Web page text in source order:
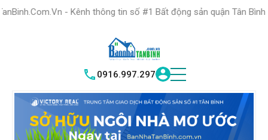
- Kênh thông tin số #1 Bất động sản quận Tân Bình "Nơi bạn
0916.997.297
HỆ THỐNG TRUNG
TÂM GIAO DỊCH BĐS TỐT NHẤT QUẬN
TÂN BÌNH VICTORY REAL TÌM HIỂU NGAY |